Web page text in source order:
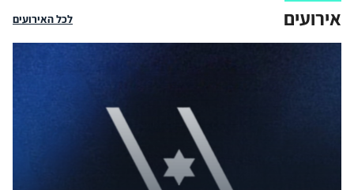
אירועים לכל האירועים